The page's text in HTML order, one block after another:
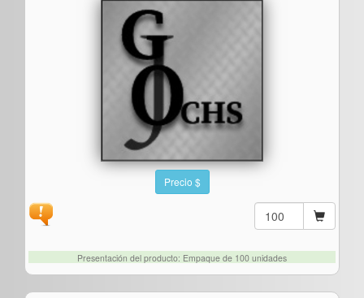
Precio $
Presentación del producto: Empaque de 100 unidades